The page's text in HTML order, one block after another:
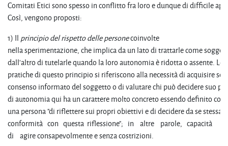
Comitati Etici sono spesso in conflitto fra loro e dunque di difficile
Così, vengono proposti:
1) Il principio del rispetto delle personecoinvolte
nella sperimentazione, che implica da un lato di trattarle come
dall'altro di tutelarle quando la loro autonomia è ridotta o assente. Le
pratiche di questo principio si riferiscono alla necessità di acquisire
consenso informato del soggetto o di valutare chi può decidere suo
di autonomia qui ha un carattere molto concreto essendo definito
una persona "di riflettere sui propri obiettivi e di decidere da se stessa
conformità con questa riflessione"; in altre parole, capacità
di agire consapevolmente e senza costrizioni.